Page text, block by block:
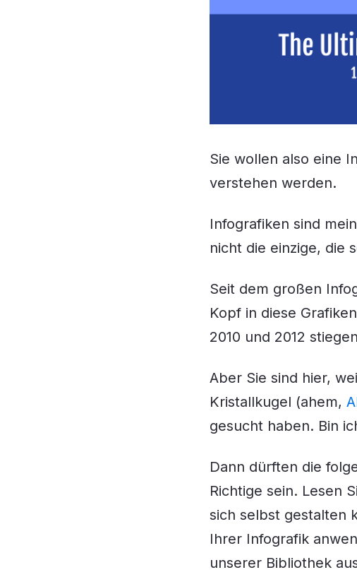
Sie wollen also eine
verstehen werden.
Infografiken sind
nicht die einzige, die
Seit dem großen
Kopf in diese
2010 und 2012
Aber Sie sind hier,
Kristallkugel (ahem,
gesucht haben. Bin
Dann dürften die
Richtige sein. Lesen
sich selbst gestalten
Ihrer Infografik
unserer Bibliothek